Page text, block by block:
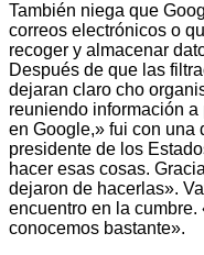
También niega que
correos electrónicos o
recoger y almacenar
Después de que las
dejaran claro cho
reuniendo información
en Google,» fui con una
presidente de los
hacer esas cosas.
dejaron de hacerlas».
encuentro en la
conocemos bastante».